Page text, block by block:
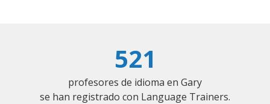
521
profesores de idioma en Gary
se han registrado con Language Trainers.